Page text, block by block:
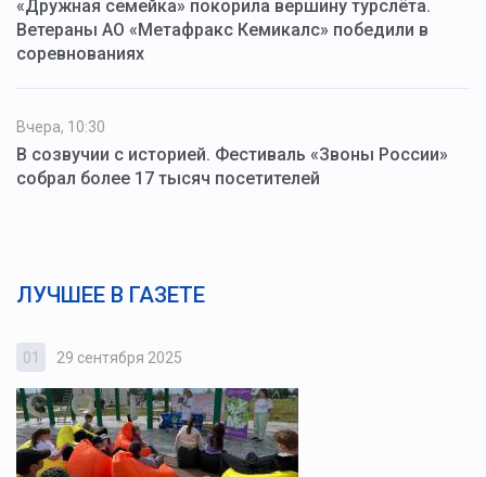
«Дружная семейка» покорила вершину турслёта.
Ветераны АО «Метафракс Кемикалс» победили в
соревнованиях
Вчера, 10:30
В созвучии с историей. Фестиваль «Звоны России»
собрал более 17 тысяч посетителей
ЛУЧШЕЕ В ГАЗЕТЕ
01 29 сентября 2025